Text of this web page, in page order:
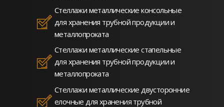
Стеллажи металлические консольные
для хранения трубной продукции и
металлопроката
Стеллажи металлические стапельные
для хранения трубной продукции и
металлопроката
Стеллажи металлические двусторонние
елочные для хранения трубной